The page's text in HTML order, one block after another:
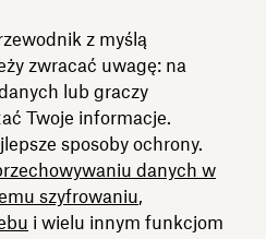
z myślą
zwracać uwagę: na
lub graczy
Twoje informacje.
sposoby ochrony.
danych w
szyfrowaniu,
i wielu innym funkcjom